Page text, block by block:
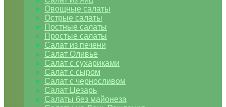
Овощные салаты
Острые салаты
Постные салаты
Простые салаты
Салат из печени
Салат Оливье
Салат с сухариками
Салат с сыром
Салат с черносливом
Салат Цезарь
Салаты без майонеза